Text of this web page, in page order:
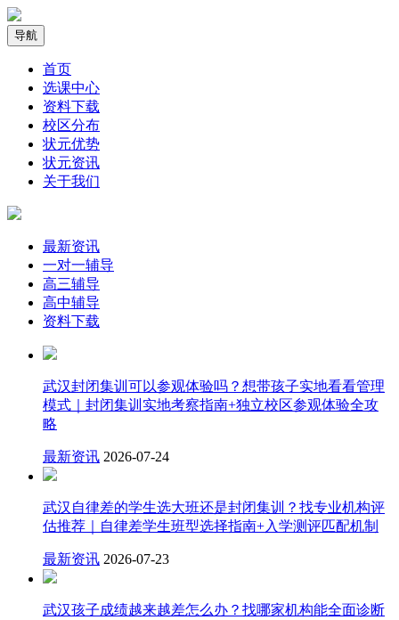
导航
首页
选课中心
资料下载
校区分布
状元优势
状元资讯
关于我们
最新资讯
一对一辅导
高三辅导
高中辅导
资料下载
武汉封闭集训可以参观体验吗？想带孩子实地看看管理
模式｜封闭集训实地考察指南+独立校区参观体验全攻
略
最新资讯 2026-07-24
武汉自律差的学生选大班还是封闭集训？找专业机构评
估推荐｜自律差学生班型选择指南+入学测评匹配机制
最新资讯 2026-07-23
武汉孩子成绩越来越差怎么办？找哪家机构能全面诊断